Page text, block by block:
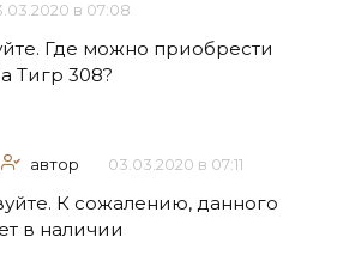
в 07:08
Где можно приобрести
Тигр 308?
автор 03.03.2020 в 07:11
К сожалению, данного
в наличии